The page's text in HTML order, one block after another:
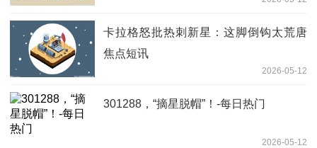
卡拉格怒批热刺新星：这脚倒钩太荒唐
焦点短讯
2026-05-12
301288，“摘星脱帽”！-每日热门
2026-05-12